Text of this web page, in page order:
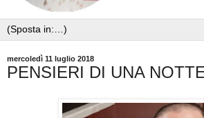
mercoledì 11 luglio 2018
PENSIERI DI UNA